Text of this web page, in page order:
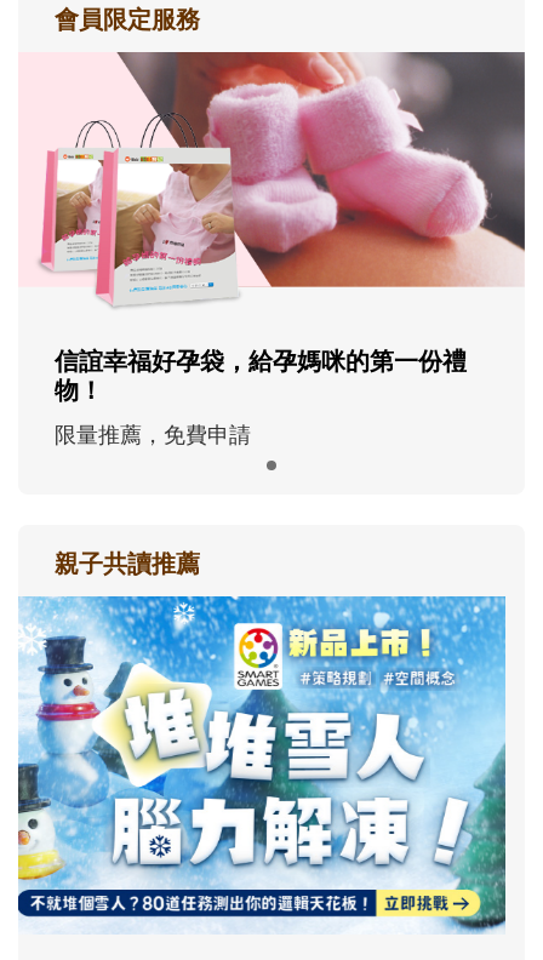
會員限定服務
信誼幸福好孕袋，給孕媽咪的第一份禮
物！
限量推薦，免費申請
親子共讀推薦
最新活動